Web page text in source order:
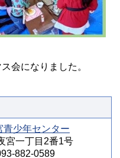
会になりました。
青少年センター
宮一丁目2番1号
882-0589